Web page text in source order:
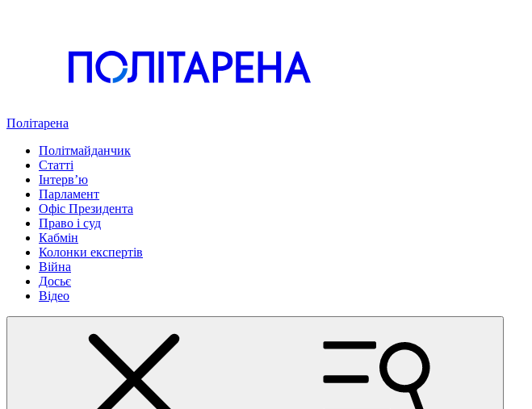
Політарена
Політмайданчик
Статті
Інтервʼю
Парламент
Офіс Президента
Право і суд
Кабмін
Колонки експертів
Війна
Досьє
Відео